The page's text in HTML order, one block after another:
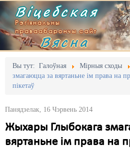
Віцебская
Рэгіянальны
праваабарончы сайт
Вясна
Вы тут: Галоўная Мірныя сходы
змагаюцца за вяртаньне ім права на
пікетаў
Панядзелак, 16 Чэрвень 2014
Жыхары Глыбокага
вяртаньне ім права на
Галоўная
Адміністрацыйны перасьлед
Акцыі
Выбары
Грамадзянскія ініцыятывы
Выданьні
Відэа
Пра нас
RSS